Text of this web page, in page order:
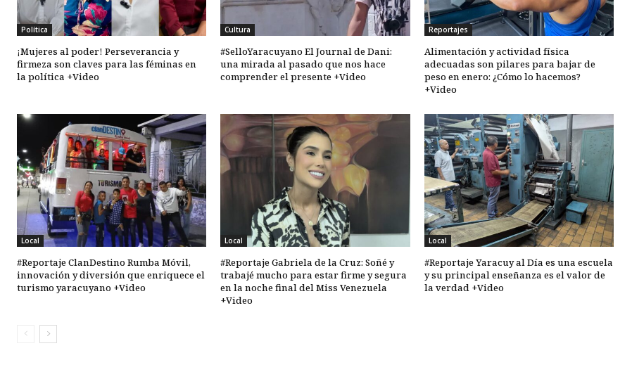
Política
¡Mujeres al poder! Perseverancia y
firmeza son claves para las féminas en
la política +Video
Cultura
#SelloYaracuyano El Journal de Dani:
una mirada al pasado que nos hace
comprender el presente +Video
Reportajes
Alimentación y actividad física
adecuadas son pilares para bajar de
peso en enero: ¿Cómo lo hacemos?
+Video
Local
#Reportaje ClanDestino Rumba Móvil,
innovación y diversión que enriquece el
turismo yaracuyano +Video
Local
#Reportaje Gabriela de la Cruz: Soñé y
trabajé mucho para estar firme y segura
en la noche final del Miss Venezuela
+Video
Local
#Reportaje Yaracuy al Día es una escuela
y su principal enseñanza es el valor de
la verdad +Video